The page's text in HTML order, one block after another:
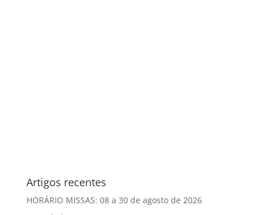
Artigos recentes
HORÁRIO MISSAS: 08 a 30 de agosto de 2026